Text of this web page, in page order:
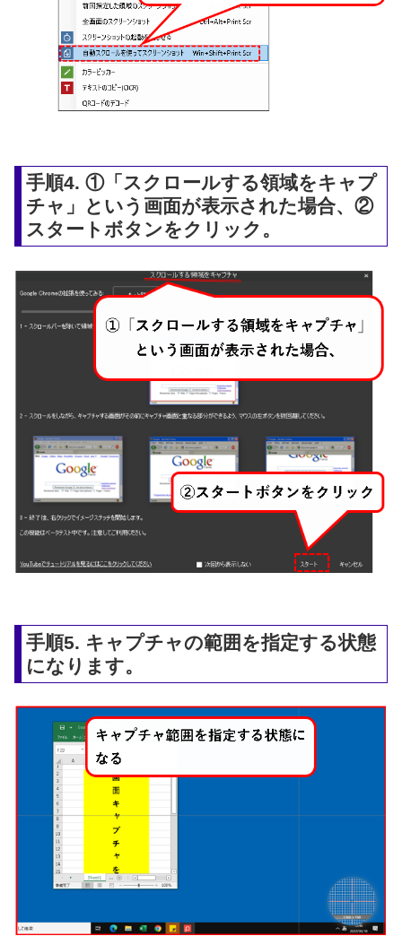
手順4. ①「スクロールする領域をキャプ
チャ」という画面が表示された場合、②
スタートボタンをクリック。
手順5. キャプチャの範囲を指定する状態
になります。